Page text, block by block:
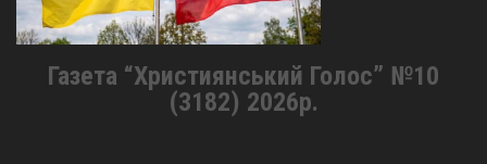
Газета “Християнський Голос” №10
(3182) 2026р.